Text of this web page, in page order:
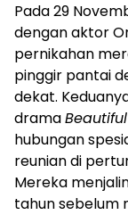
Pada 29
dengan aktor
pernikahan
pinggir pantai
dekat.
drama
hubungan
reunian di
Mereka
tahun sebelum